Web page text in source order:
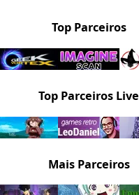
Top Parceiros
Top Parceiros Live
Mais Parceiros